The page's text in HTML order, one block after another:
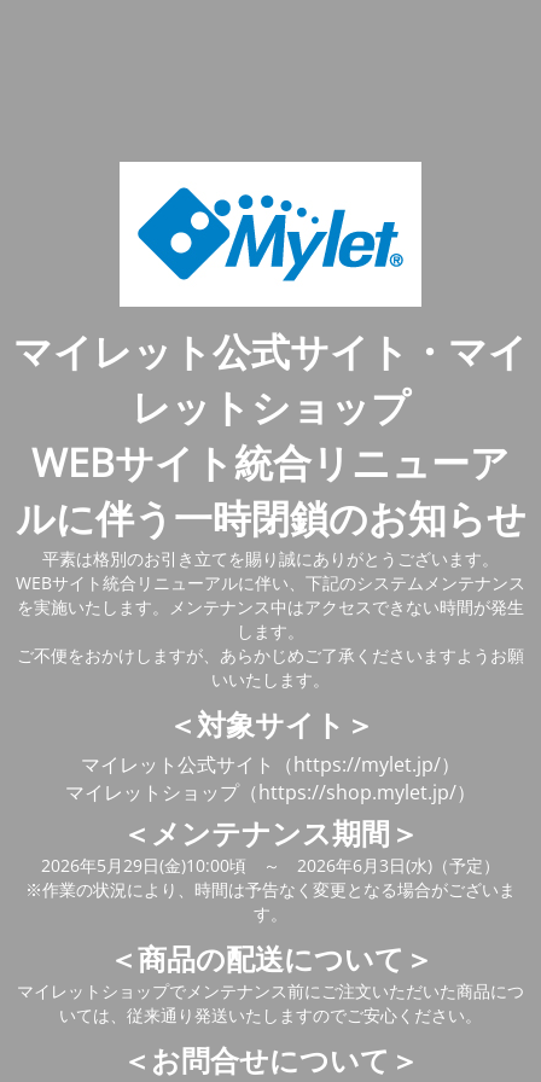
マイレット公式サイト・マイ
レットショップ
WEBサイト統合リニューア
ルに伴う一時閉鎖のお知らせ
平素は格別のお引き立てを賜り誠にありがとうございます。
WEBサイト統合リニューアルに伴い、下記のシステムメンテナンス
を実施いたします。メンテナンス中はアクセスできない時間が発生
します。
ご不便をおかけしますが、あらかじめご了承くださいますようお願
いいたします。
＜対象サイト＞
マイレット公式サイト（https://mylet.jp/）
マイレットショップ（https://shop.mylet.jp/）
＜メンテナンス期間＞
2026年5月29日(金)10:00頃 ～ 2026年6月3日(水)（予定）
※作業の状況により、時間は予告なく変更となる場合がございま
す。
＜商品の配送について＞
マイレットショップでメンテナンス前にご注文いただいた商品につ
いては、従来通り発送いたしますのでご安心ください。
＜お問合せについて＞